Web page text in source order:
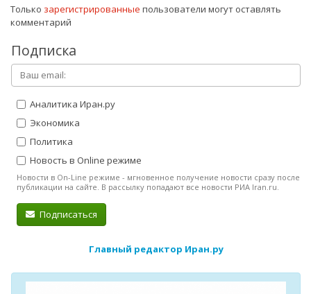
Только зарегистрированные пользователи могут оставлять
комментарий
Подписка
Аналитика Иран.ру
Экономика
Политика
Новость в Online режиме
Новости в On-Line режиме - мгновенное получение новости сразу после
публикации на сайте. В рассылку попадают все новости РИА Iran.ru.
Подписаться
Главный редактор Иран.ру